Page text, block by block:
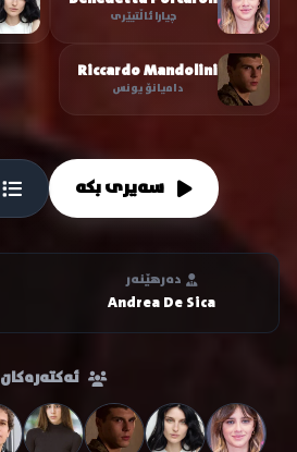
چیارا ئاڵتیێری
Riccardo Mandolini
دامیانۆ یونس
سەیری بکە
دەرهێنەر
Andrea De Sica
ئەکتەرەکان